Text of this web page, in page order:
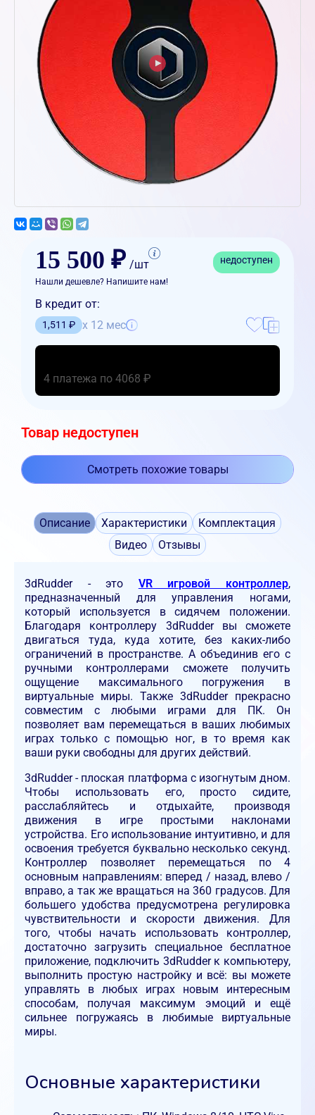
15 500 ₽ /шт недоступен
Нашли дешевле? Напишите нам!
В кредит от:
1,511 ₽ x 12 мес
4 платежа по 4068 ₽
Товар недоступен
Смотреть похожие товары
Описание Характеристики
Комплектация
Видео
Отзывы
3dRudder - это VR игровой контроллер,
предназначенный для управления ногами,
который используется в сидячем положении.
Благодаря контроллеру 3dRudder вы сможете
двигаться туда, куда хотите, без каких-либо
ограничений в пространстве. А объединив его с
ручными контроллерами сможете получить
ощущение максимального погружения в
виртуальные миры. Также 3dRudder прекрасно
совместим с любыми играми для ПК. Он
позволяет вам перемещаться в ваших любимых
играх только с помощью ног, в то время как
ваши руки свободны для других действий.
3dRudder - плоская платформа с изогнутым дном.
Чтобы использовать его, просто сидите,
расслабляйтесь и отдыхайте, производя
движения в игре простыми наклонами
устройства. Его использование интуитивно, и для
освоения требуется буквально несколько секунд.
Контроллер позволяет перемещаться по 4
основным направлениям: вперед / назад, влево /
вправо, а так же вращаться на 360 градусов. Для
большего удобства предусмотрена регулировка
чувствительности и скорости движения. Для
того, чтобы начать использовать контроллер,
достаточно загрузить специальное бесплатное
приложение, подключить 3dRudder к компьютеру,
выполнить простую настройку и всё: вы можете
управлять в любых играх новым интересным
способам, получая максимум эмоций и ещё
сильнее погружаясь в любимые виртуальные
миры.
Основные характеристики